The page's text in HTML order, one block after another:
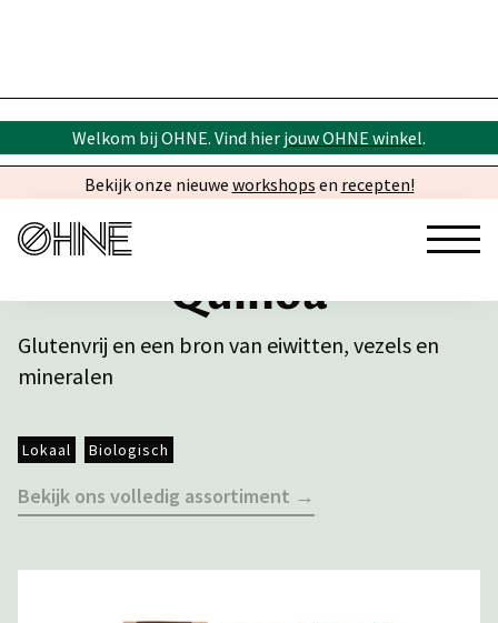
Welkom bij OHNE. Vind hier jouw OHNE winkel.
Bekijk onze nieuwe workshops en recepten!
Quinoa
Glutenvrij en een bron van eiwitten, vezels en
mineralen
Lokaal Biologisch
Bekijk ons volledig assortiment →